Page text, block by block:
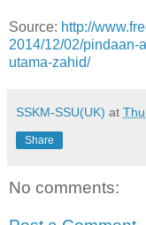
Source: http://
2014/12/02/pindaan-
utama-zahid/
SSKM-SSU(UK) at
Share
No comments: